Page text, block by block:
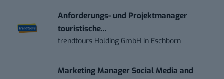
Anforderungs- und Projektmanager
touristische...
trendtours Holding GmbH in Eschborn
Marketing Manager Social Media and